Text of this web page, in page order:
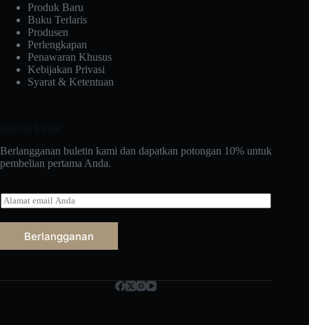
Produk Baru
Buku Terlaris
Produsen
Perlengkapan
Penawaran Khusus
Kebijakan Privasi
Syarat & Ketentuan
Berlangganan buletin kami dan dapatkan potongan 10% untuk
pembelian pertama Anda.
E
-
m
Berlangganan
Nederlands